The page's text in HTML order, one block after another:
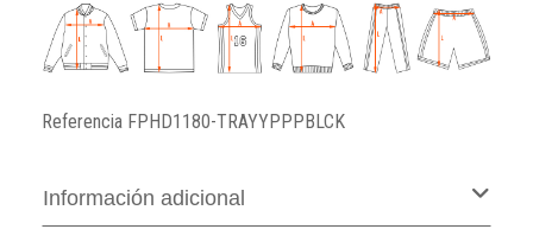
Referencia FPHD1180-TRAYYPPPBLCK
Información adicional